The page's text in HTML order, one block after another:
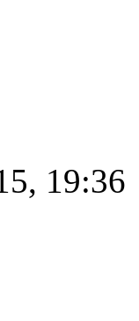
19:36